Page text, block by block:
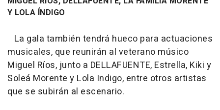
Y LOLA ÍNDIGO
La gala también tendrá hueco para actuaciones
musicales, que reunirán al veterano músico
Miguel Ríos, junto a DELLAFUENTE, Estrella, Kiki y
Soleá Morente y Lola Indigo, entre otros artistas
que se subirán al escenario.